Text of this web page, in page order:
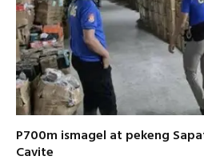
P700m ismagel at pekeng
Cavite